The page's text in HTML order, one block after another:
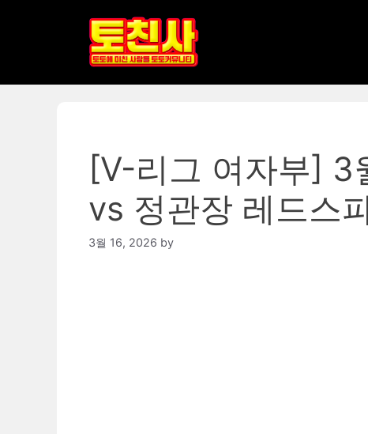
[V-리그 여자부] 3
vs 정관장 레드스
3월 16, 2026 by